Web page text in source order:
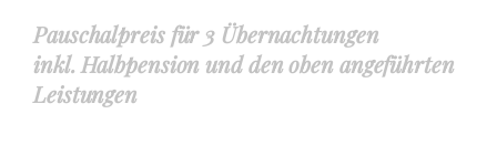
Pauschalpreis für 3 Übernachtungen
inkl. Halbpension und den oben angeführten
Leistungen